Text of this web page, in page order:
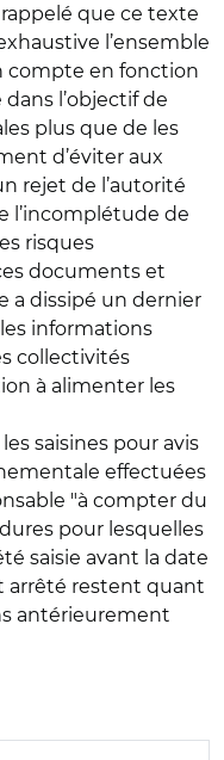
que ce texte
l’ensemble
compte en fonction
l’objectif de
plus que de les
d’éviter aux
rejet de l’autorité
l’incomplétude de
risques
documents et
a dissipé un dernier
informations
collectivités
à alimenter les
saisines pour avis
effectuées
"à compter du
pour lesquelles
saisie avant la date
arrêté restent quant
antérieurement